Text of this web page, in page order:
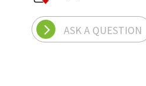
ASK A QUESTION